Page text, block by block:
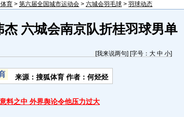
育 > 第六届全国城市运动会 > 六城会羽毛球 > 羽球动态
杰 六城会南京队折桂羽球男单
[我来说两句] [字号： 大 中 小]
来源：搜狐体育 作者：何烃烃
料之中 外界舆论令他压力过大